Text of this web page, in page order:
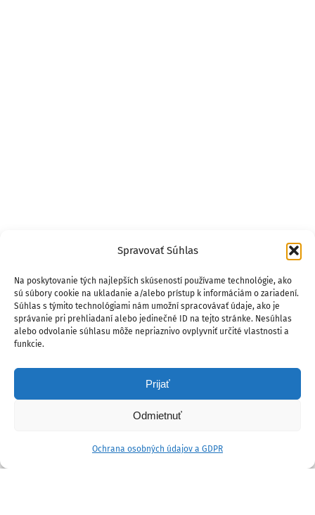
Spravovať Súhlas
Na poskytovanie tých najlepších skúseností používame technológie, ako
sú súbory cookie na ukladanie a/alebo prístup k informáciám o zariadení.
Súhlas s týmito technológiami nám umožní spracovávať údaje, ako je
správanie pri prehliadaní alebo jedinečné ID na tejto stránke. Nesúhlas
alebo odvolanie súhlasu môže nepriaznivo ovplyvniť určité vlastnosti a
funkcie.
Prijať
Odmietnuť
Ochrana osobných údajov a GDPR